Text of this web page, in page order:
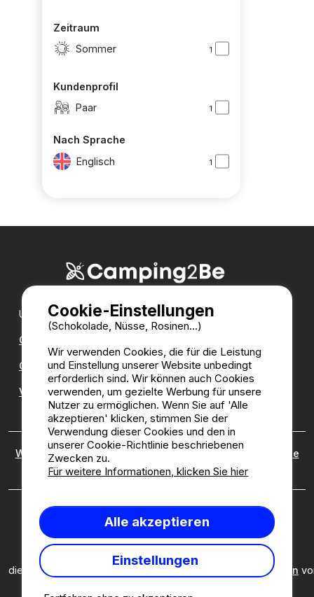
Zeitraum
Sommer
1
Kundenprofil
Paar
1
Nach Sprache
Englisch
1
Unsere Partner:
CampingDirect
CampingStreetView
Verzeichnis der Campingplätze
Wer sind wir?|Rechtliche Hinweise
Richtlinie
zu kundenbewertungen
Camping2be.com ©2026 Camping2Be, alle Rechte
vorbehalten. Alle Medien und Bilder sind Eigentum ihrer
jeweiligen Besitzer.
Diese Seite ist durch reCAPTCHA geschützt; es gelten
die
Datenschutzbestimmungen und Nutzungsbedingungen
Cookie-Einstellungen
(Schokolade, Nüsse, Rosinen...)
Wir verwenden Cookies, die für die Leistung
und Einstellung unserer Website unbedingt
erforderlich sind. Wir können auch Cookies
verwenden, um gezielte Werbung für unsere
Nutzer zu ermöglichen. Wenn Sie auf 'Alle
akzeptieren' klicken, stimmen Sie der
Verwendung dieser Cookies und den in
unserer Cookie-Richtlinie beschriebenen
Zwecken zu.
Für weitere Informationen, klicken Sie hier
Alle akzeptieren
Einstellungen